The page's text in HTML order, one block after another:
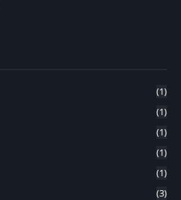
(1)
(1)
(1)
(1)
(1)
(3)